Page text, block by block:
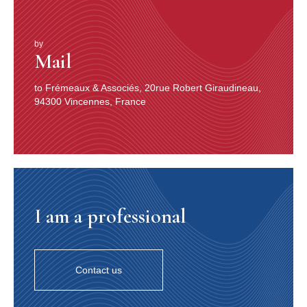
Niglots et de Reine de musette, le manouche Gusti
Malha joua chez Vacher, Louis Péguri, Gardoni et Albert
Carrara. Quant à Julien Latorre et Gaston Durand, ils
succédèrent à Django Reinhardt chez Jean Vaissade…
Car Django commença ainsi, fournissant
accompagnements et contrechants si fantasques à
Marceau, Maurice Alexander et Vaissade que – tout en
écorchant son nom en «Djiango Renard» – on lui fit
cosigner sa seconde séance avec Vaissade et l’épatant
xylophoniste Francesco Cariolato. Un xylophone
l’accordéoniste qui n’avait pas encore la dextérité des
as de l’après-guerre. Le xylo était-il un luxe réservé au
studio ? On l’aperçoit sur une photo de l’Orchestre
montmartois Constantino de Léon Raiter, mais il s’agit
d’un orchestre de radio. Aux côtés de Raiter (à
l’accordéon à clavier-piano peu courant au musette), on
voit aussi un sousaphone (aux contrebasses, les
ingénieurs du son des années 20 préféraient les basses
à vent, sousaphone ou, comme dans Ça tourne,
saxophone basse), une harpe (instrument sollicité par
by
Mail
to Frémeaux & Associés, 20rue Robert Giraudineau,
94300 Vincennes, France
I am a professional
Contact us